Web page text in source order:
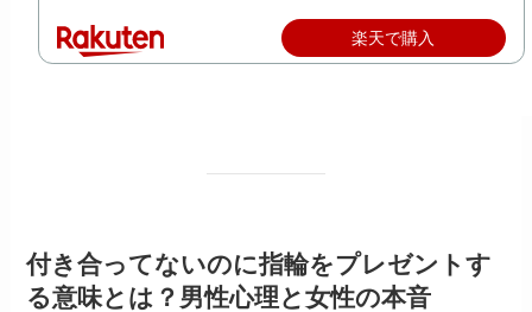
楽天で購入
付き合ってないのに指輪をプレゼントす
る意味とは？男性心理と女性の本音